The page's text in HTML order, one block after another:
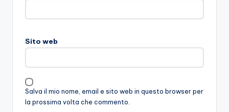
Sito web
Salva il mio nome, email e sito web in questo browser per
la prossima volta che commento.